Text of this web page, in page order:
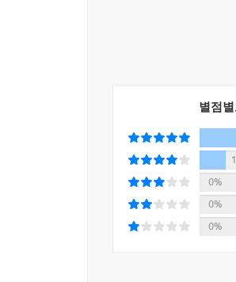
다양한 연령대별 경제교육법
돈의 가치를 알게 하는 데
『월스트리트저널』에
이해할 수 있으며, 만
아이마다 성장속도의 편
부자습관』은 영유아 때
별점
0%
0%
0%